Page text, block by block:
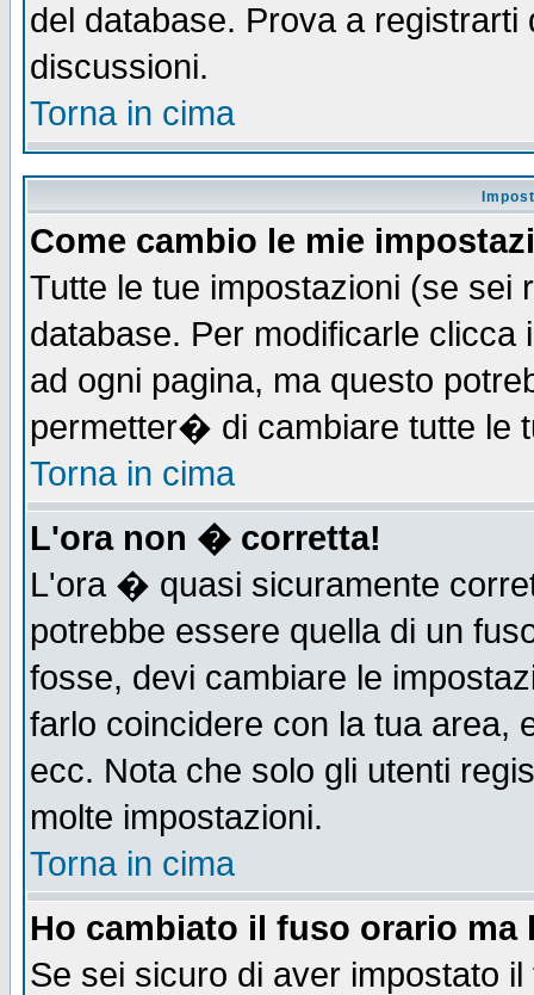
del database. Prova a
discussioni.
Torna in cima
Come cambio le mie
Tutte le tue impostazioni (se sei
database. Per modificarle clicca
ad ogni pagina, ma questo
permetter� di cambiare tutte le
Torna in cima
L'ora non � corretta!
L'ora � quasi sicuramente
potrebbe essere quella di un
fosse, devi cambiare le
farlo coincidere con la tua area,
ecc. Nota che solo gli utenti
molte impostazioni.
Torna in cima
Ho cambiato il fuso orario
Se sei sicuro di aver impostato